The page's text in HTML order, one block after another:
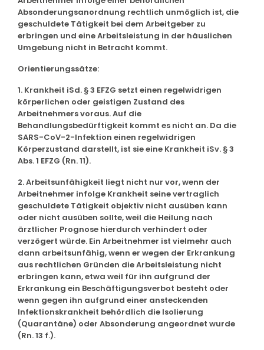
Absonderungsanordnung rechtlich unmöglich ist, die
geschuldete Tätigkeit bei dem Arbeitgeber zu
erbringen und eine Arbeitsleistung in der häuslichen
Umgebung nicht in Betracht kommt.
Orientierungssätze:
1. Krankheit iSd. § 3 EFZG setzt einen regelwidrigen
körperlichen oder geistigen Zustand des
Arbeitnehmers voraus. Auf die
Behandlungsbedürftigkeit kommt es nicht an. Da die
SARS-CoV-2-Infektion einen regelwidrigen
Körperzustand darstellt, ist sie eine Krankheit iSv. § 3
Abs. 1 EFZG (Rn. 11).
2. Arbeitsunfähigkeit liegt nicht nur vor, wenn der
Arbeitnehmer infolge Krankheit seine vertraglich
geschuldete Tätigkeit objektiv nicht ausüben kann
oder nicht ausüben sollte, weil die Heilung nach
ärztlicher Prognose hierdurch verhindert oder
verzögert würde. Ein Arbeitnehmer ist vielmehr auch
dann arbeitsunfähig, wenn er wegen der Erkrankung
aus rechtlichen Gründen die Arbeitsleistung nicht
erbringen kann, etwa weil für ihn aufgrund der
Erkrankung ein Beschäftigungsverbot besteht oder
wenn gegen ihn aufgrund einer ansteckenden
Infektionskrankheit behördlich die Isolierung
(Quarantäne) oder Absonderung angeordnet wurde
(Rn. 13 f.).